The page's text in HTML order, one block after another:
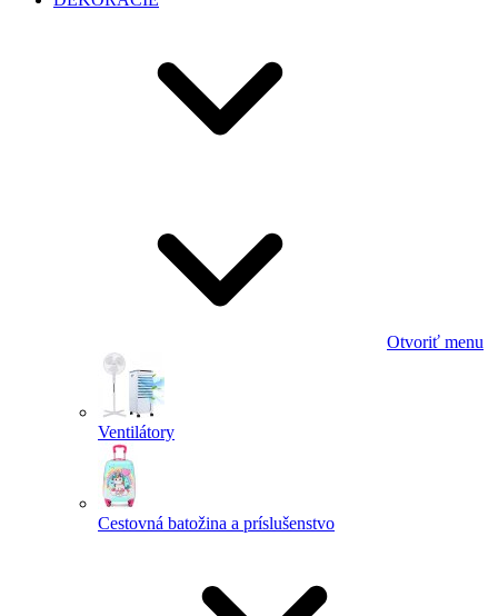
Otvoriť menu
Ventilátory
Cestovná batožina a príslušenstvo